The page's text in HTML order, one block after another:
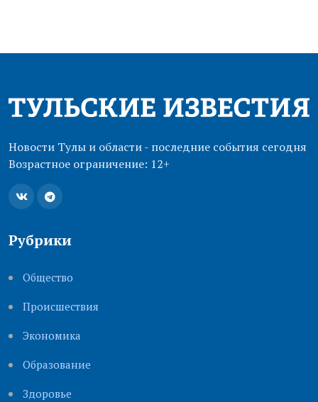
Новости Тулы и области - последние события сегодня
Возрастное ограничение: 12+
Рубрики
Общество
Происшествия
Экономика
Образование
Здоровье